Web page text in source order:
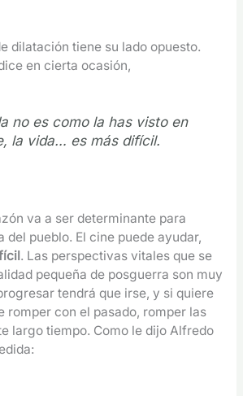
dilatación tiene su lado opuesto.
en cierta ocasión,
no es como la has visto en
la vida… es más difícil.
va a ser determinante para
del pueblo. El cine puede ayudar,
. Las perspectivas vitales que se
pequeña de posguerra son muy
tendrá que irse, y si quiere
romper con el pasado, romper las
largo tiempo. Como le dijo Alfredo